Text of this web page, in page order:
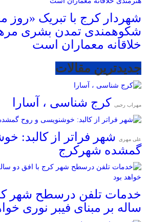
شهردار کرج با تبریک «روز
شکوهمندی تمدن بشری
خلاقانه معماران است
جدیدترین مقالات
مهراب رجبی کرج شناسی ، آسارا
علی مهری
شهر فراتر از کالبد:
گمشده شهرکرج
خدمات تلفن درسطح شهر
ساله بر مبنای فیبر نوری